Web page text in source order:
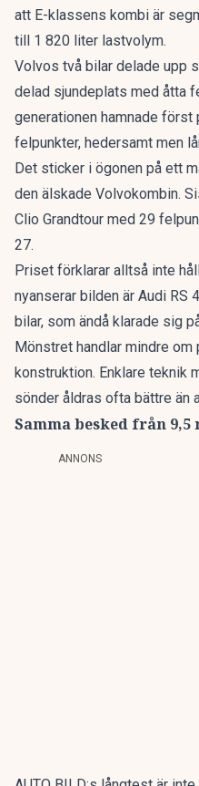
att E-klassens kombi är
till 1 820 liter lastvolym.
Volvos två bilar delade upp
delad sjundeplats med åtta
generationen hamnade
felpunkter, hedersamt men
Det sticker i ögonen på ett
den älskade Volvokombin.
Clio Grandtour med 29
27.
Priset förklarar alltså inte
nyanserar bilden är Audi RS
bilar, som ändå klarade sig
Mönstret handlar mindre
konstruktion. Enklare teknik
sönder åldras ofta bättre än
Samma besked från
ANNONS